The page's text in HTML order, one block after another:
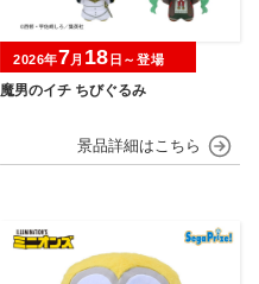
魔男のイチ ちびぐるみ
2026年7月 18 日～登場